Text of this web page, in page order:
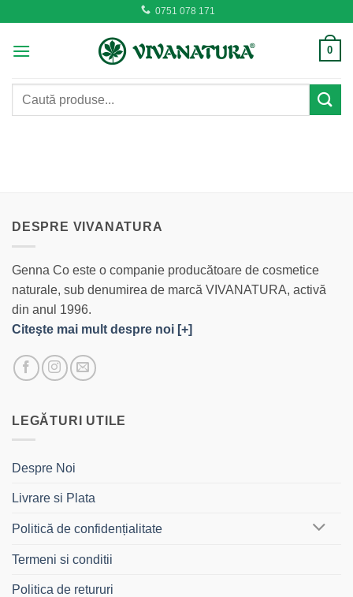
content
0751 078 171
0
Caută
DESPRE VIVANATURA
Genna Co este o companie producătoare de cosmetice
naturale, sub denumirea de marcă VIVANATURA, activă
din anul 1996.
Citeşte mai mult despre noi [+]
LEGĂTURI UTILE
Despre Noi
Livrare si Plata
Politică de confidențialitate
Termeni si conditii
Politica de retururi